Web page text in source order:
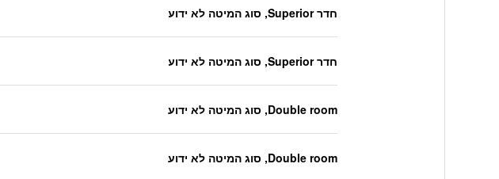
חדר Superior, סוג המיטה לא ידוע
חדר Superior, סוג המיטה לא ידוע
Double room, סוג המיטה לא ידוע
Double room, סוג המיטה לא ידוע